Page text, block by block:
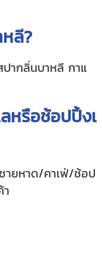
ลี?
ากลิ่นบาหลี กาแ
หรือช้อปปิ้งเ
ายหาด/คาเฟ่/ช้อป